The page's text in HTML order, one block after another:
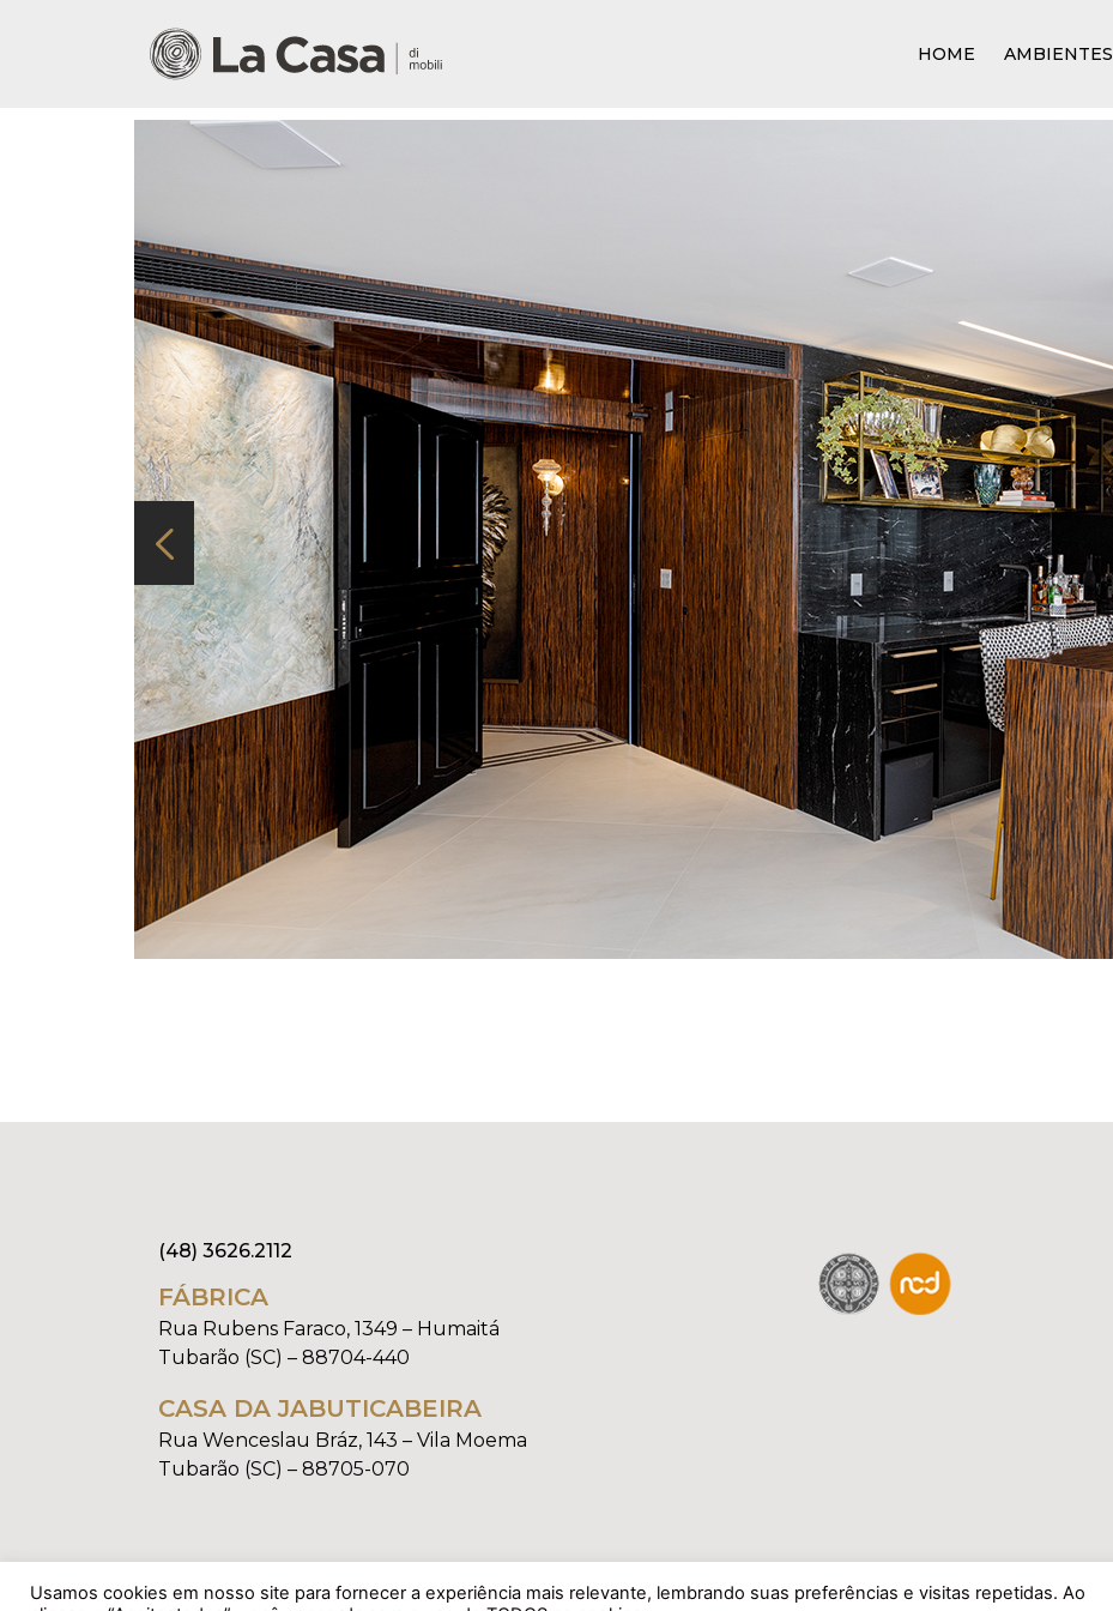
HOME AMBIENTES
(48) 3626.2112
FÁBRICA
Rua Rubens Faraco, 1349 – Humaitá
Tubarão (SC) – 88704-440
CASA DA JABUTICABEIRA
Rua Wenceslau Bráz, 143 – Vila Moema
Tubarão (SC) – 88705-070
Usamos cookies em nosso site para fornecer a experiência mais relevante, lembrando suas preferências e visitas repetidas. Ao